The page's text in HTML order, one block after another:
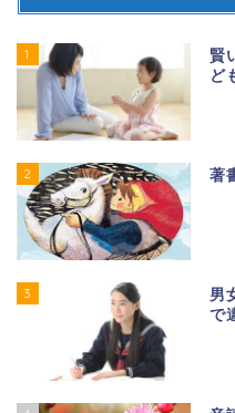
1
賢
ど
2 著
3
男
で